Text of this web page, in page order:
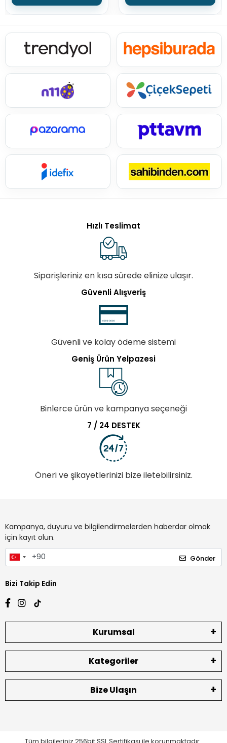
Hızlı Teslimat
Siparişleriniz en kısa sürede elinize ulaşır.
Güvenli Alışveriş
Güvenli ve kolay ödeme sistemi
Geniş Ürün Yelpazesi
Binlerce ürün ve kampanya seçeneği
7 / 24 DESTEK
Öneri ve şikayetlerinizi bize iletebilirsiniz.
Kampanya, duyuru ve bilgilendirmelerden haberdar olmak
için kayıt olun.
Gönder
Bizi Takip Edin
Kurumsal
Kategoriler
Bize Ulaşın
Tüm bilgileriniz 256bit SSL Sertifikası ile korunmaktadır.